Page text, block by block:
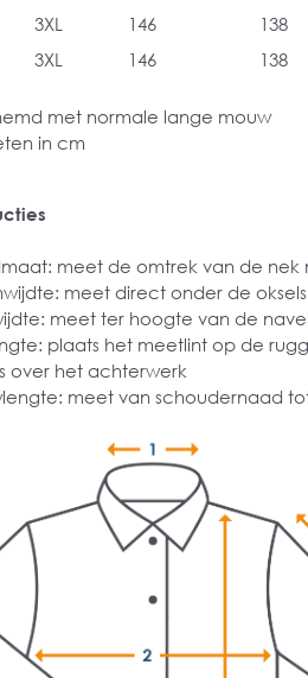
3XL 146 138
3XL 146 138
met normale lange mouw
in cm
meet de omtrek van de nek
meet direct onder de oksels
meet ter hoogte van de navel
plaats het meetlint op de
over het achterwerk
meet van schoudernaad